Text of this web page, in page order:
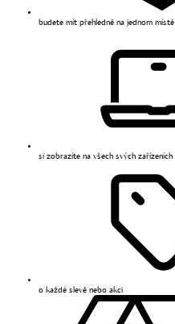
budete mít přehledně na jednom místě
si zobrazíte na všech svých zařízeních
o každé slevě nebo akci